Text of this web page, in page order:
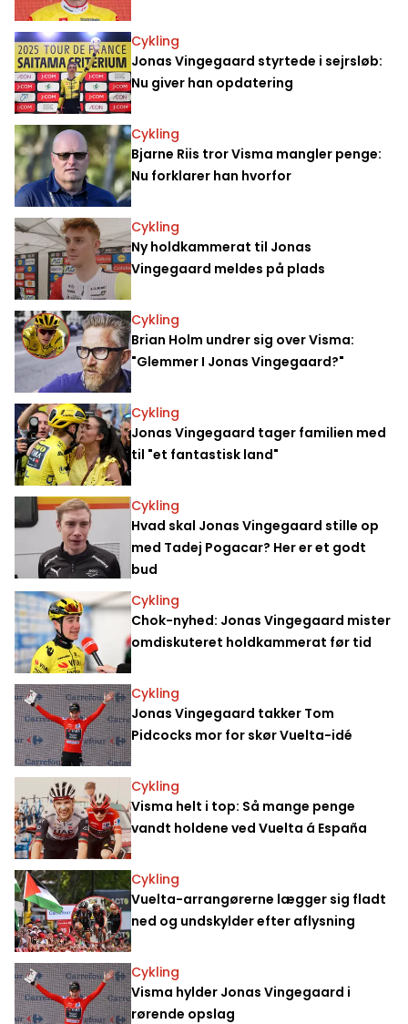
Cykling
Jonas Vingegaard styrtede i sejrsløb:
Nu giver han opdatering
Cykling
Bjarne Riis tror Visma mangler penge:
Nu forklarer han hvorfor
Cykling
Ny holdkammerat til Jonas
Vingegaard meldes på plads
Cykling
Brian Holm undrer sig over Visma:
"Glemmer I Jonas Vingegaard?"
Cykling
Jonas Vingegaard tager familien med
til "et fantastisk land"
Cykling
Hvad skal Jonas Vingegaard stille op
med Tadej Pogacar? Her er et godt
bud
Cykling
Chok-nyhed: Jonas Vingegaard mister
omdiskuteret holdkammerat før tid
Cykling
Jonas Vingegaard takker Tom
Pidcocks mor for skør Vuelta-idé
Cykling
Visma helt i top: Så mange penge
vandt holdene ved Vuelta á España
Cykling
Vuelta-arrangørerne lægger sig fladt
ned og undskylder efter aflysning
Cykling
Visma hylder Jonas Vingegaard i
rørende opslag